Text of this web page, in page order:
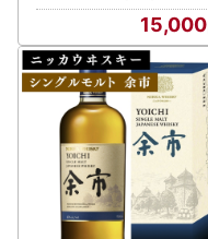
15,000